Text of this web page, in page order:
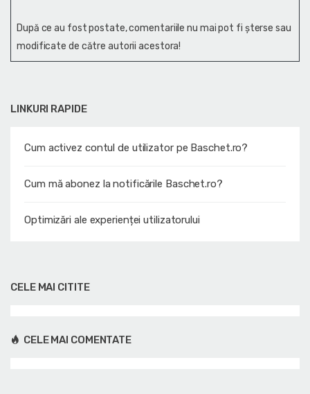
LINKURI RAPIDE
Cum activez contul de utilizator pe Baschet.ro?
Cum mă abonez la notificările Baschet.ro?
Optimizări ale experienței utilizatorului
După ce au fost postate, comentariile nu mai pot fi șterse sau
modificate de către autorii acestora!
CELE MAI CITITE
CELE MAI COMENTATE